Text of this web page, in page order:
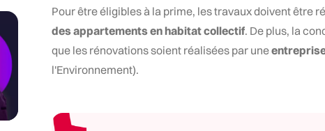
Pour être éligibles à la prime, les travaux doivent être
des appartements en habitat collectif. De plus, la
que les rénovations soient réalisées par une
l'Environnement).